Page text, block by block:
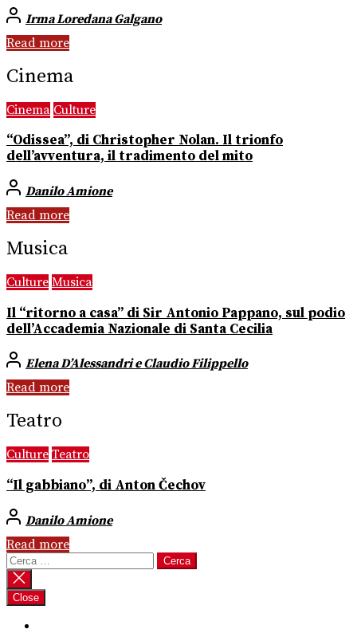
Irma Loredana Galgano
Read more
Cinema
Cinema Culture
“Odissea”, di Christopher Nolan. Il trionfo
dell’avventura, il tradimento del mito
Danilo Amione
Read more
Musica
Culture Musica
Il “ritorno a casa” di Sir Antonio Pappano, sul podio
dell’Accademia Nazionale di Santa Cecilia
Elena D’Alessandri e Claudio Filippello
Read more
Teatro
Culture Teatro
“Il gabbiano”, di Anton Čechov
Danilo Amione
Read more
Ricerca
per:
Close